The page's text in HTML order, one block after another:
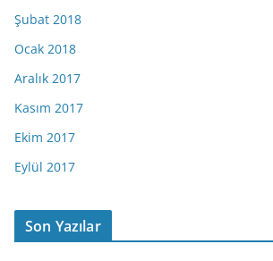
Şubat 2018
Ocak 2018
Aralık 2017
Kasım 2017
Ekim 2017
Eylül 2017
Son Yazılar